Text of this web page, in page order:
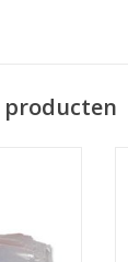
producten